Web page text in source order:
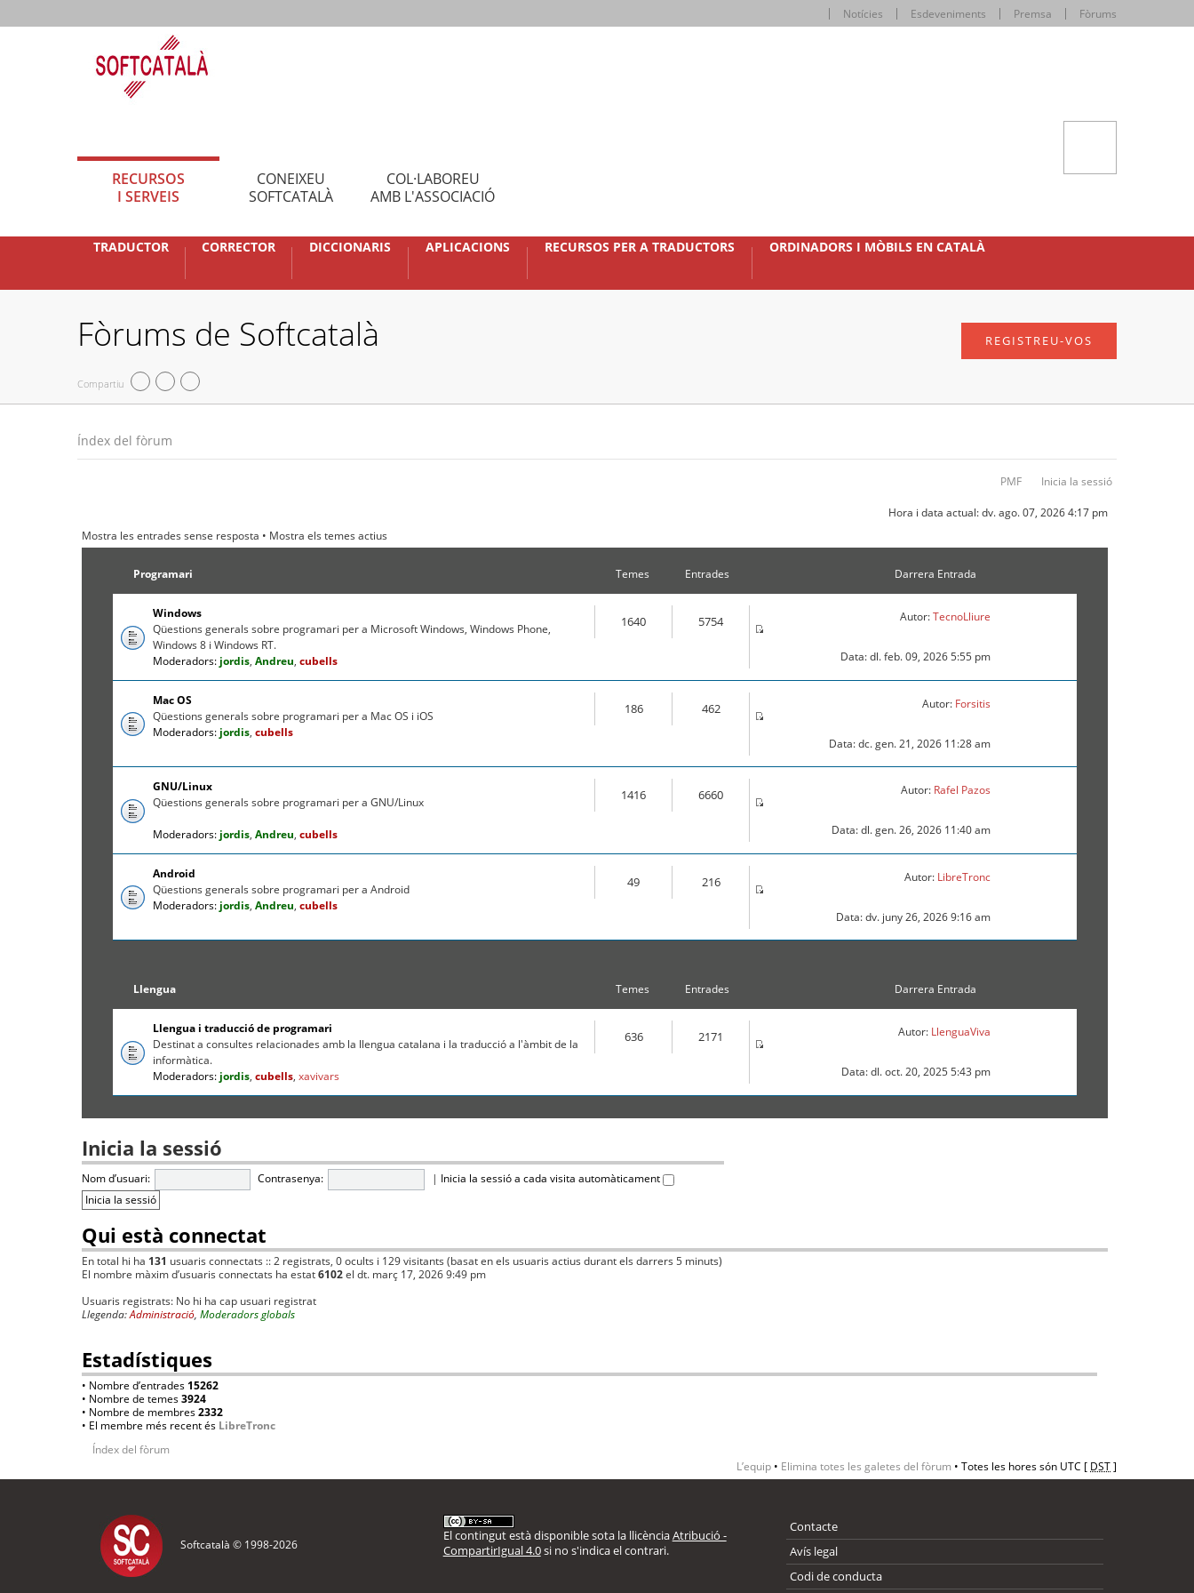
Notícies Esdeveniments Premsa Fòrums
RECURSOS
I SERVEIS
CONEIXEU
SOFTCATALÀ
COL·LABOREU
AMB L'ASSOCIACIÓ
TRADUCTOR CORRECTOR DICCIONARIS APLICACIONS RECURSOS PER A TRADUCTORS ORDINADORS I MÒBILS EN CATALÀ
Fòrums de Softcatalà
Compartiu
REGISTREU-VOS
Índex del fòrum
PMF Inicia la sessió
Hora i data actual: dv. ago. 07, 2026 4:17 pm
Mostra les entrades sense resposta • Mostra els temes actius
Programari Temes Entrades Darrera Entrada
Windows
Qüestions generals sobre programari per a Microsoft Windows, Windows Phone,
Windows 8 i Windows RT.
Moderadors: jordis, Andreu, cubells
1640 5754 Autor:TecnoLliure
Data: dl. feb. 09, 2026 5:55 pm
Mac OS
Qüestions generals sobre programari per a Mac OS i iOS
Moderadors: jordis, cubells
186 462 Autor: Forsitis
Data: dc. gen. 21, 2026 11:28 am
GNU/Linux
Qüestions generals sobre programari per a GNU/Linux
Moderadors: jordis, Andreu, cubells
1416 6660 Autor: Rafel Pazos
Data: dl. gen. 26, 2026 11:40 am
Android
Qüestions generals sobre programari per a Android
Moderadors: jordis, Andreu, cubells
49 216 Autor: LibreTronc
Data: dv. juny 26, 2026 9:16 am
Llengua Temes Entrades Darrera Entrada
Llengua i traducció de programari
Destinat a consultes relacionades amb la llengua catalana i la traducció a l'àmbit de la
informàtica.
Moderadors: jordis, cubells, xavivars
636 2171 Autor: LlenguaViva
Data: dl. oct. 20, 2025 5:43 pm
Inicia la sessió
Nom d’usuari: Contrasenya: | Inicia la sessió a cada visita automàticament
Qui està connectat
En total hi ha 131 usuaris connectats :: 2 registrats, 0 ocults i 129 visitants (basat en els usuaris actius durant els darrers 5 minuts)
El nombre màxim d’usuaris connectats ha estat6102el dt. març 17, 2026 9:49 pm
Usuaris registrats: No hi ha cap usuari registrat
Llegenda:Administració, Moderadors globals
Estadístiques
• Nombre d’entrades 15262
• Nombre de temes3924
• Nombre de membres2332
• El membre més recent és LibreTronc
Índex del fòrum
L’equip • Elimina totes les galetes del fòrum • Totes les hores són UTC [ DST]
Softcatalà © 1998-2026
El contingut està disponible sota la llicènciaAtribució -
CompartirIgual 4.0si no s'indica el contrari.
Contacte
Avís legal
Codi de conducta